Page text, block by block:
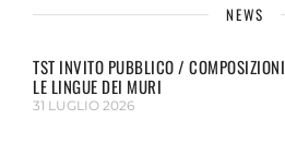
NEWS
TST INVITO PUBBLICO / COMPOSIZIONI
LE LINGUE DEI MURI
31 LUGLIO 2026